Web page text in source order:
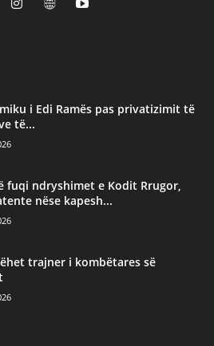
i Edi Ramës pas privatizimit të
të...
fuqi ndryshimet e Kodit Rrugor,
nëse kapesh...
trajner i kombëtares së